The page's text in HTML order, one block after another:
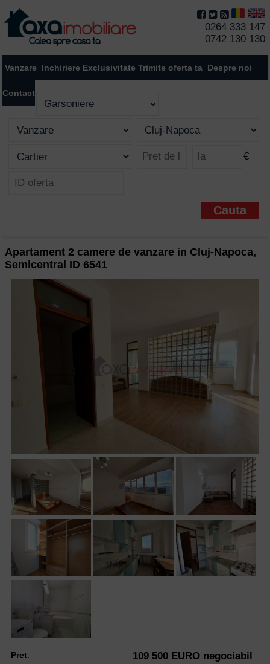
0264 333 147
0742 130 130
Vanzare Inchiriere Exclusivitate Trimite oferta ta Despre noi
Contact
€
Apartament 2 camere de vanzare in Cluj-Napoca,
Semicentral ID 6541
Pret: 109 500 EURO negociabil